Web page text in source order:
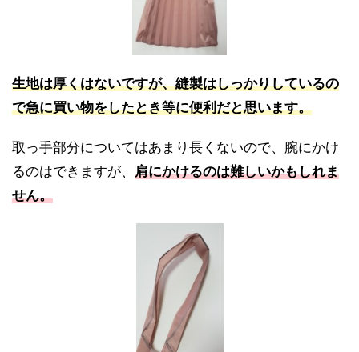
生地は厚くはないですが、縫製はしっかりしているの
で急に買い物をしたとき等に便利だと思います。
取っ手部分についてはあまり長くないので、腕にかけ
るのはできますが、 肩にかけるのは難しいかもしれま
せん。